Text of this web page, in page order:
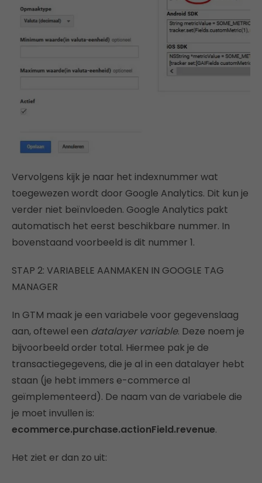
Vervolgens kijk je naar het indexnummer wat
toegewezen wordt door Google Analytics. Dit kun je
verder niet beïnvloeden. Google Analytics pakt
automatisch het eerst beschikbare nummer. In
bovenstaand voorbeeld is dit nummer 1.
STAP 2: VARIABELE AANMAKEN IN GOOGLE TAG
MANAGER
In GTM maak je een variabele voor gegevenslaag
aan, oftewel een datalayer variable. Deze noem je
bijvoorbeeld order total. Hiermee pak je de
transactiegegevens, die je al in een datalayer hebt
staan (je hebt immers e-commerce al
geïmplementeerd). De naam van de variabele die
je moet invullen is:
ecommerce.purchase.actionField.revenue.
Het ziet er dan zo uit: